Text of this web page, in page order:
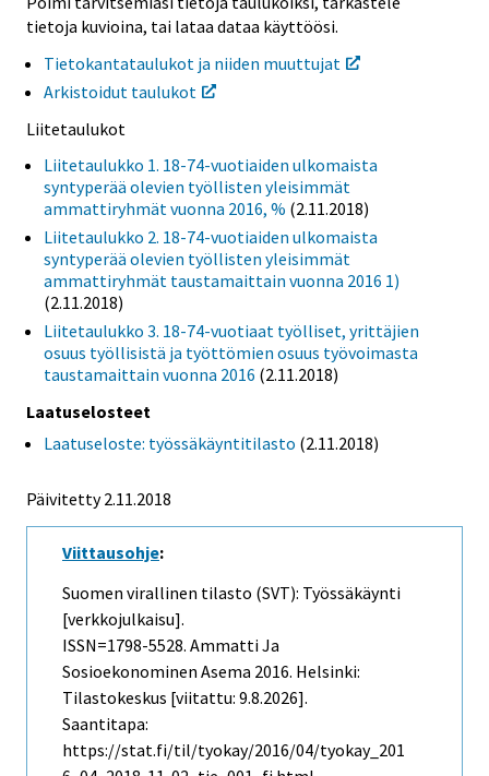
tietoja kuvioina, tai lataa dataa käyttöösi.
Tietokantataulukot ja niiden muuttujat
Arkistoidut taulukot
Liitetaulukot
Liitetaulukko 1. 18-74-vuotiaiden ulkomaista
syntyperää olevien työllisten yleisimmät
ammattiryhmät vuonna 2016, % (2.11.2018)
Liitetaulukko 2. 18-74-vuotiaiden ulkomaista
syntyperää olevien työllisten yleisimmät
ammattiryhmät taustamaittain vuonna 2016 1)
(2.11.2018)
Liitetaulukko 3. 18-74-vuotiaat työlliset, yrittäjien
osuus työllisistä ja työttömien osuus työvoimasta
taustamaittain vuonna 2016 (2.11.2018)
Laatuselosteet
Laatuseloste: työssäkäyntitilasto (2.11.2018)
Päivitetty 2.11.2018
Viittausohje:
Suomen virallinen tilasto (SVT): Työssäkäynti
[verkkojulkaisu].
ISSN=1798-5528. Ammatti Ja
Sosioekonominen Asema 2016. Helsinki:
Tilastokeskus [viitattu: 9.8.2026].
Saantitapa:
https://stat.fi/til/tyokay/2016/04/tyokay_201